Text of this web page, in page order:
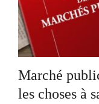
Marché
les choses à